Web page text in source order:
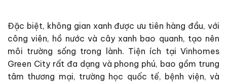
Đặc biệt, không gian xanh được ưu tiên hàng đầu, với
công viên, hồ nước và cây xanh bao quanh, tạo nên
môi trường sống trong lành. Tiện ích tại Vinhomes
Green City rất đa dạng và phong phú, bao gồm trung
tâm thương mại, trường học quốc tế, bệnh viện, và